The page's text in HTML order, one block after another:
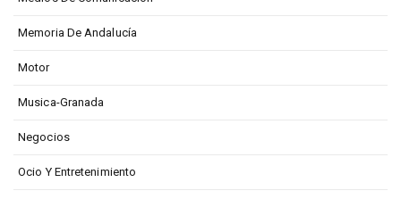
Memoria De Andalucía
Motor
Musica-Granada
Negocios
Ocio Y Entretenimiento